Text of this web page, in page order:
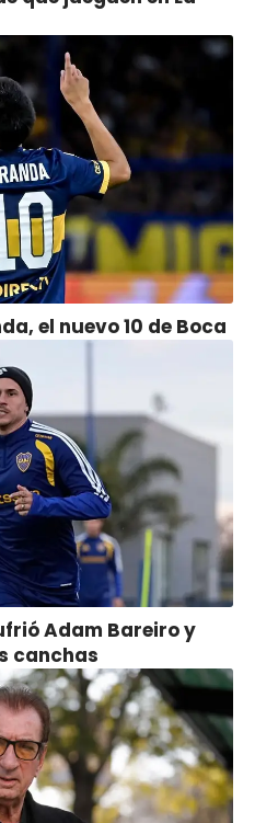
el nuevo 10 de Boca
Adam Bareiro y
canchas